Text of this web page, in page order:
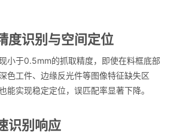
度识别与空间定位
小于0.5mm的抓取精度，即使在料框底部
色工件、边缘反光件等图像特征缺失区
能实现稳定定位，误匹配率显著下降。
识别响应